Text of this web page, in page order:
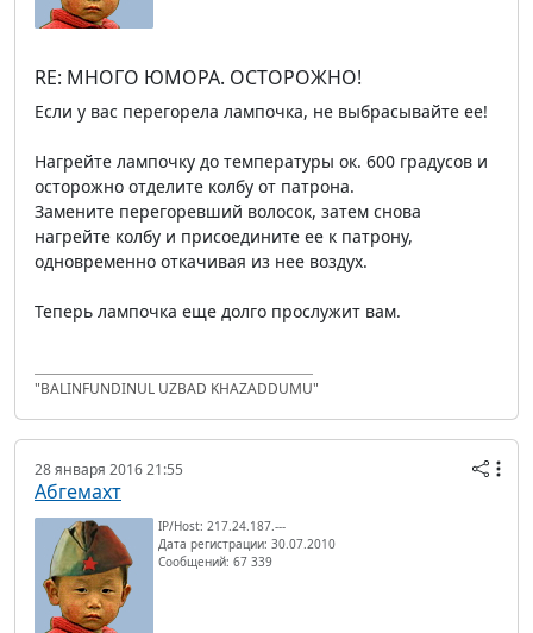
RE: МНОГО ЮМОРА. ОСТОРОЖНО!
Если у вас перегорела лампочка, не выбрасывайте ее!
Нагрейте лампочку до температуры ок. 600 градусов и
осторожно отделите колбу от патрона.
Замените перегоревший волосок, затем снова
нагрейте колбу и присоедините ее к патрону,
одновременно откачивая из нее воздух.
Теперь лампочка еще долго прослужит вам.
"BALINFUNDINUL UZBAD KHAZADDUMU"
28 января 2016 21:55
Абгемахт
IP/Host: 217.24.187.---
Дата регистрации: 30.07.2010
Сообщений: 67 339